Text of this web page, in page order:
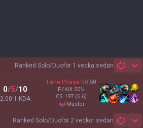
Ranked Solo/Duoför 1 vecka sedan
0/5/10
2.00:1 KDA
Lane Phase 50:50
P/Kill 50%
CS 197 (6.6)
master
Ranked Solo/Duoför 2 veckor sedan